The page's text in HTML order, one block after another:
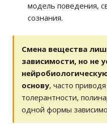
модель поведения,
сознания.
Смена вещества
зависимости, но не
основу, часто
толерантности,
одной формы